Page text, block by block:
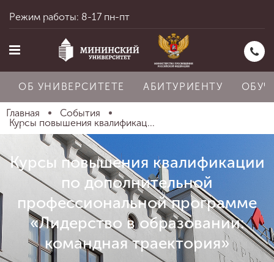
Главная
Об университете
Абитуриенту
Режим работы: 8-17 пн-пт
ОБ УНИВЕРСИТЕТЕ АБИТУРИЕНТУ
Главная
События
Курсы повышения квалификац...
Курсы повышения квалификации
по дополнительной
профессиональной программе
«Лидерство в образовании:
командная траектория»